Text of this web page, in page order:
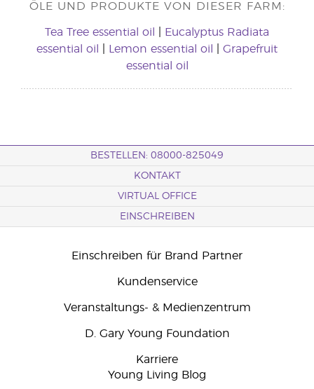
ÖLE UND PRODUKTE VON DIESER FARM:
Tea Tree essential oil
Eucalyptus Radiata
essential oil
Lemon essential oil
Grapefruit
essential oil
BESTELLEN: 08000-825049
KONTAKT
VIRTUAL OFFICE
EINSCHREIBEN
Einschreiben für Brand Partner
Kundenservice
Veranstaltungs- & Medienzentrum
D. Gary Young Foundation
Karriere
Young Living Blog